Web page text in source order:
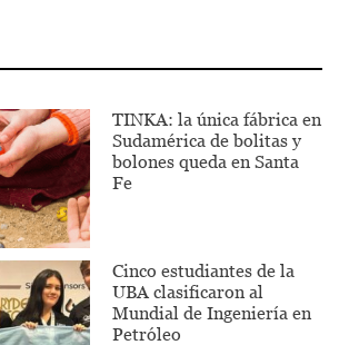
TINKA: la única fábrica en
Sudamérica de bolitas y
bolones queda en Santa
Fe
Cinco estudiantes de la
UBA clasificaron al
Mundial de Ingeniería en
Petróleo